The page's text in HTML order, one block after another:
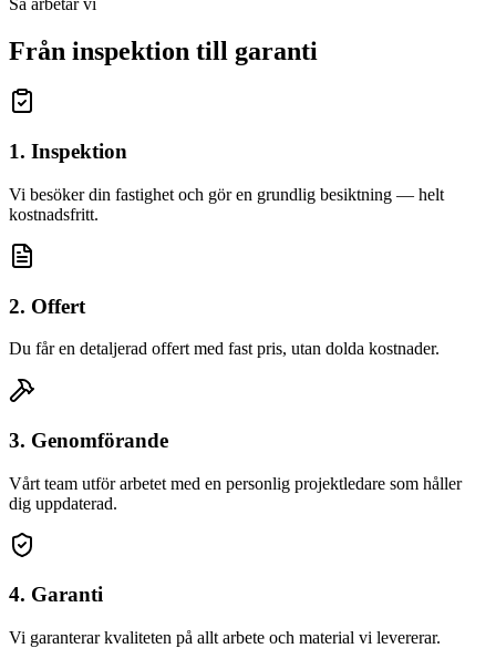
Från inspektion till garanti
1. Inspektion
Vi besöker din fastighet och gör en grundlig besiktning — helt
kostnadsfritt.
2. Offert
Du får en detaljerad offert med fast pris, utan dolda kostnader.
3. Genomförande
Vårt team utför arbetet med en personlig projektledare som håller
dig uppdaterad.
4. Garanti
Vi garanterar kvaliteten på allt arbete och material vi levererar.